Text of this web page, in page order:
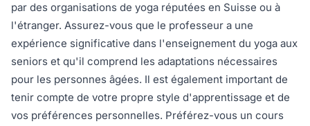
par des organisations de yoga réputées en Suisse ou à
l'étranger. Assurez-vous que le professeur a une
expérience significative dans l'enseignement du yoga aux
seniors et qu'il comprend les adaptations nécessaires
pour les personnes âgées. Il est également important de
tenir compte de votre propre style d'apprentissage et de
vos préférences personnelles. Préférez-vous un cours